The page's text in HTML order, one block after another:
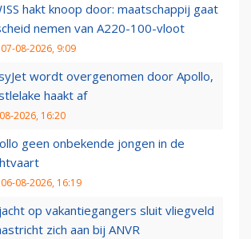
hakt knoop door: maatschappij gaat
nemen van A220-100-vloot
07-08-2026, 9:09
wordt overgenomen door Apollo,
haakt af
2026, 16:20
geen onbekende jongen in de
06-08-2026, 16:19
op vakantiegangers sluit vliegveld
zich aan bij ANVR